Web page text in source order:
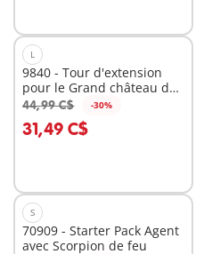
L
9840 - Tour d'extension
pour le Grand château des
Chevaliers Novelmore
44,99 C$ -30%
31,49 C$
Au panier
S
70909 - Starter Pack Agent
avec Scorpion de feu